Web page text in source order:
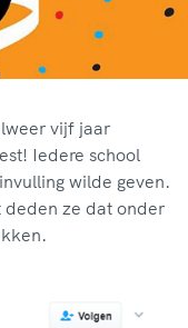
vijf jaar
Iedere school
wilde geven.
deden ze dat onder